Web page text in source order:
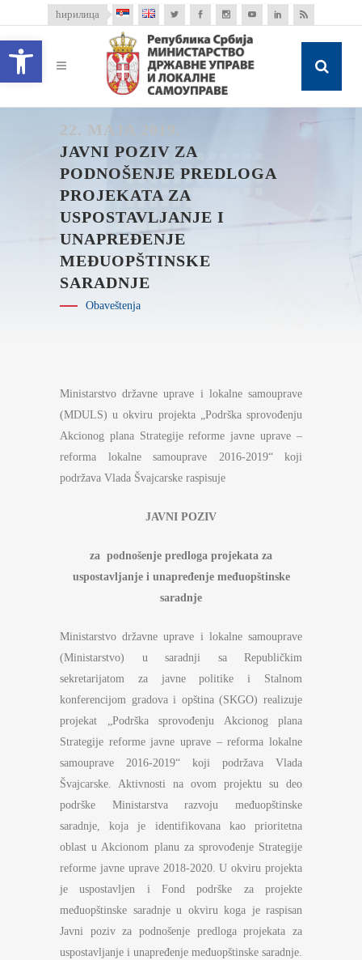
Open toolbar
ћирилица
22. MAJA 2019.
JAVNI POZIV ZA
PODNOŠENJE PREDLOGA
PROJEKATA ZA
USPOSTAVLJANJE I
UNAPREĐENJE
MEĐUOPŠTINSKE
SARADNJE
Obaveštenja
Ministarstvo državne uprave i lokalne samouprave
(MDULS) u okviru projekta „Podrška sprovođenju
Akcionog plana Strategije reforme javne uprave –
reforma lokalne samouprave 2016-2019“ koji
podržava Vlada Švajcarske raspisuje
JAVNI POZIV
za podnošenje predloga projekata za
uspostavljanje i unapređenje međuopštinske
saradnje
Ministarstvo državne uprave i lokalne samouprave
(Ministarstvo) u saradnji sa Republičkim
sekretarijatom za javne politike i Stalnom
konferencijom gradova i opština (SKGO) realizuje
projekat „Podrška sprovođenju Akcionog plana
Strategije reforme javne uprave – reforma lokalne
samouprave 2016-2019“ koji podržava Vlada
Švajcarske. Aktivnosti na ovom projektu su deo
podrške Ministarstva razvoju međuopštinske
saradnje, koja je identifikovana kao prioritetna
oblast u Akcionom planu za sprovođenje Strategije
reforme javne uprave 2018-2020. U okviru projekta
je uspostavljen i Fond podrške za projekte
međuopštinske saradnje u okviru koga je raspisan
Javni poziv za podnošenje predloga projekata za
uspostavljanje i unapređenje međuopštinske saradnje.